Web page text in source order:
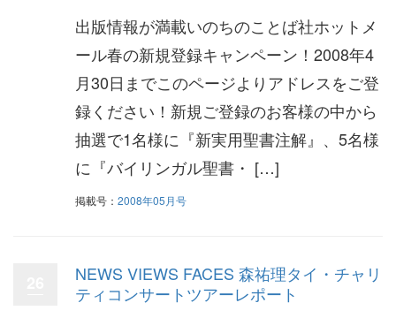
出版情報が満載いのちのことば社ホットメ
ール春の新規登録キャンペーン！2008年4
月30日までこのページよりアドレスをご登
録ください！新規ご登録のお客様の中から
抽選で1名様に『新実用聖書注解』、5名様
に『バイリンガル聖書・ […]
掲載号： 2008年05月号
NEWS VIEWS FACES 森祐理タイ・チャリ
ティコンサートツアーレポート